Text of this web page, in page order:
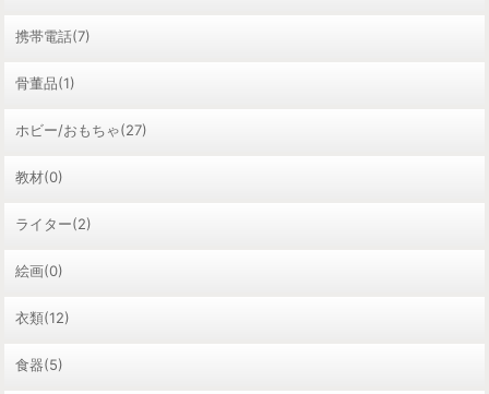
携帯電話(7)
骨董品(1)
ホビー/おもちゃ(27)
教材(0)
ライター(2)
絵画(0)
衣類(12)
食器(5)